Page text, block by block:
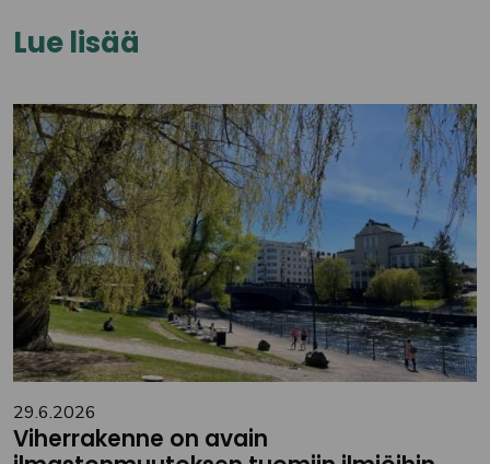
Lue lisää
29.6.2026
Viherrakenne on avain